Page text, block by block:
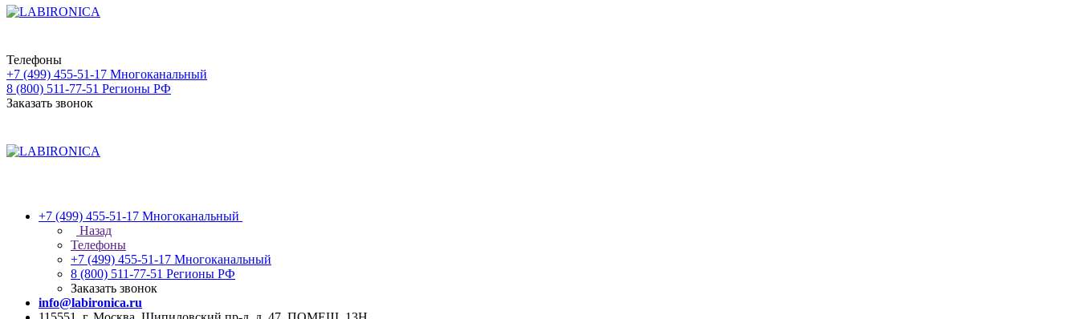
Телефоны
+7 (499) 455-51-17 Многоканальный
8 (800) 511-77-51 Регионы РФ
Заказать звонок
+7 (499) 455-51-17 Многоканальный
Назад
Телефоны
+7 (499) 455-51-17 Многоканальный
8 (800) 511-77-51 Регионы РФ
Заказать звонок
info@labironica.ru